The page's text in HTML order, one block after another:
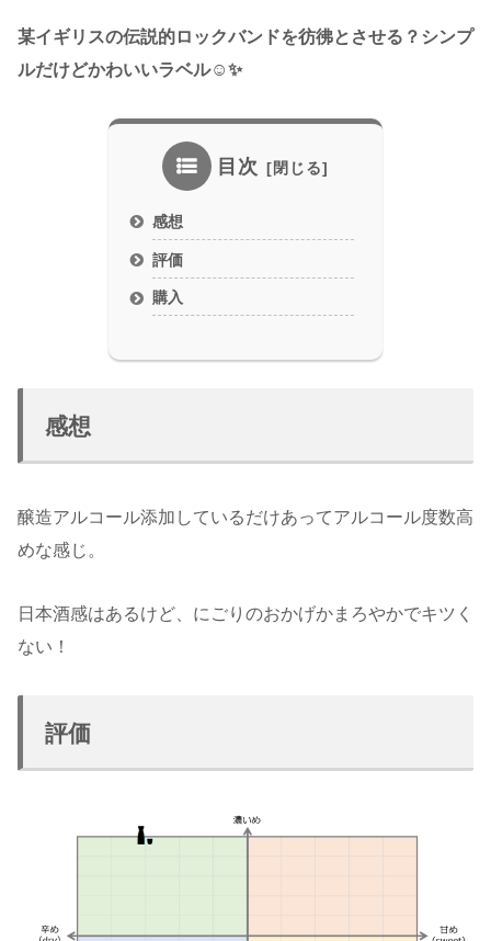
某イギリスの伝説的ロックバンドを彷彿とさせる？シンプ
ルだけどかわいいラベル☺✨
目次
感想
評価
購入
感想
醸造アルコール添加しているだけあってアルコール度数高
めな感じ。
日本酒感はあるけど、にごりのおかげかまろやかでキツく
ない！
評価